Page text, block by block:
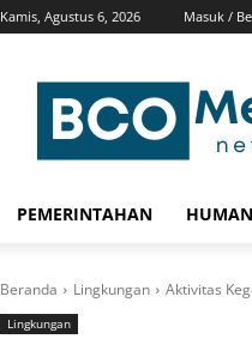
Kamis, Agustus 6, 2026 Masuk /
PEMERINTAHAN
Beranda Lingkungan Aktivitas
Lingkungan